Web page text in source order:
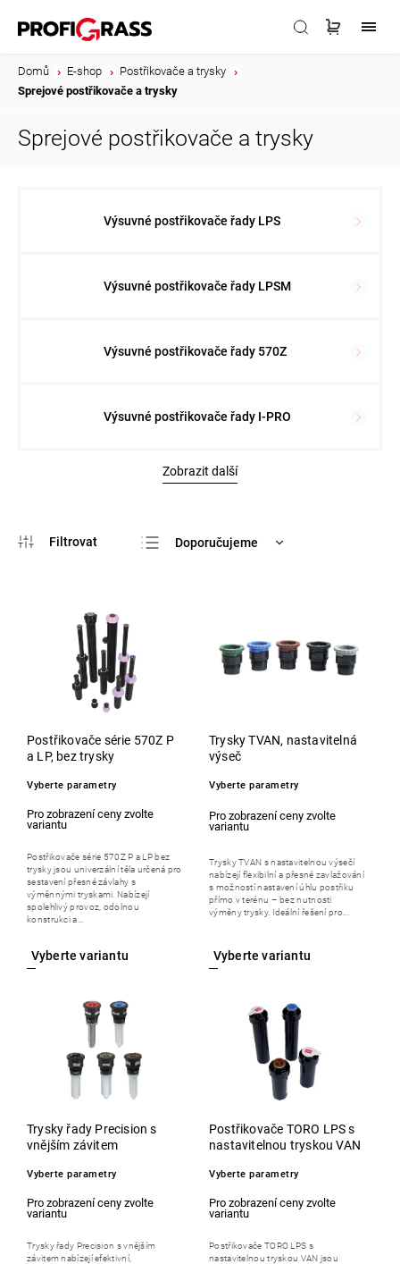
Domů E-shop Postřikovače a trysky
Sprejové postřikovače a trysky
Sprejové postřikovače a trysky
Výsuvné postřikovače řady LPS
Výsuvné postřikovače řady LPSM
Výsuvné postřikovače řady 570Z
Výsuvné postřikovače řady I-PRO
Zobrazit další
Doporučujeme
Abecedně
Postřikovače série 570Z P
a LP, bez trysky
Vyberte parametry
Postřikovače série 570Z P a LP bez
trysky jsou univerzální těla určená pro
sestavení přesné závlahy s
výměnnými tryskami. Nabízejí
spolehlivý provoz, odolnou
konstrukci a...
Trysky TVAN, nastavitelná
výseč
Vyberte parametry
Trysky TVAN s nastavitelnou výsečí
nabízejí flexibilní a přesné zavlažování
s možností nastavení úhlu postřiku
přímo v terénu – bez nutnosti
výměny trysky. Ideální řešení pro...
Trysky řady Precision s
vnějším závitem
Vyberte parametry
Trysky řady Precision s vnějším
závitem nabízejí efektivní,
Postřikovače TORO LPS s
nastavitelnou tryskou VAN
Vyberte parametry
Postřikovače TORO LPS s
nastavitelnou tryskou VAN jsou